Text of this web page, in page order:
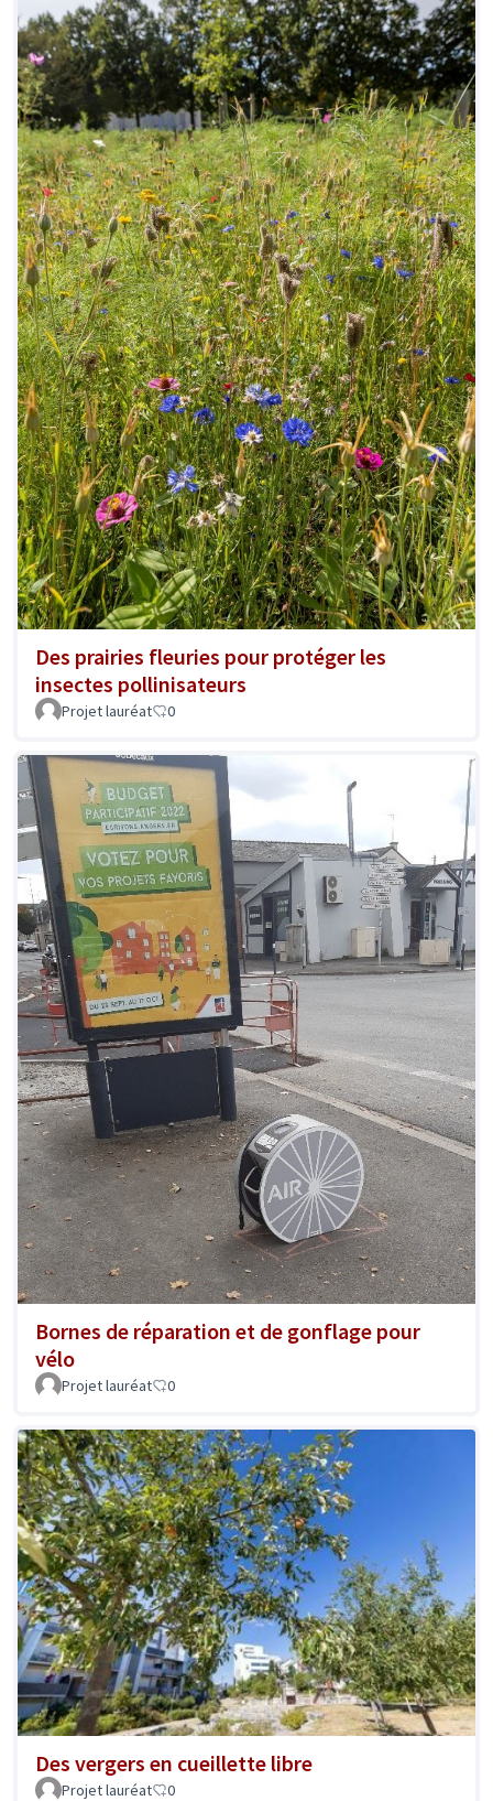
Des prairies fleuries pour protéger les
insectes pollinisateurs
Projet lauréat 0
Bornes de réparation et de gonflage pour
vélo
Projet lauréat 0
Des vergers en cueillette libre
Projet lauréat 0